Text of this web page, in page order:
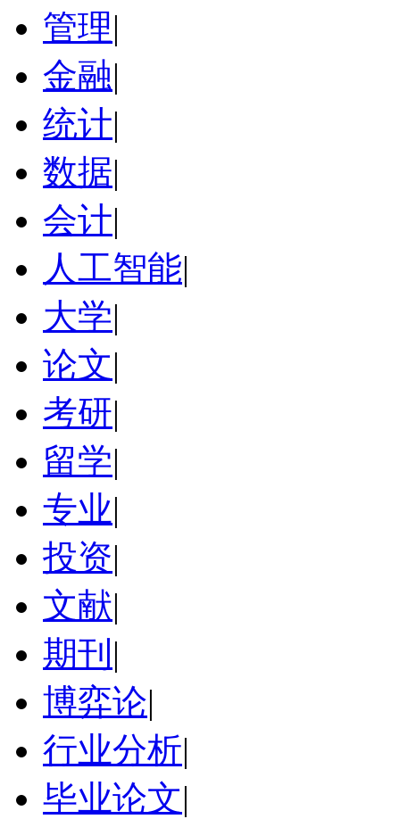
管理|
金融|
统计|
数据|
会计|
人工智能|
大学|
论文|
考研|
留学|
专业|
投资|
文献|
期刊 |
博弈论|
行业分析|
毕业论文|